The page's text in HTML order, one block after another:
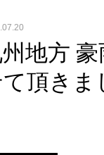
州地方
頂きま